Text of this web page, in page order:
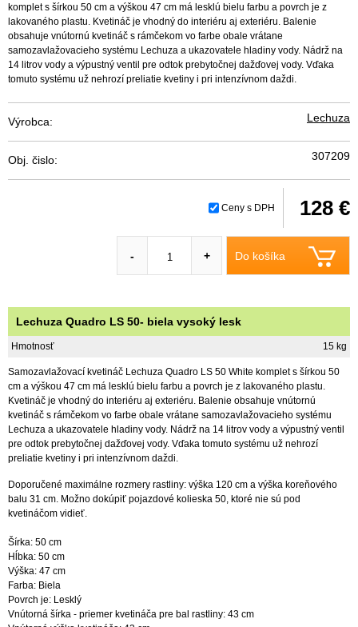
komplet s šírkou 50 cm a výškou 47 cm má lesklú bielu farbu a povrch je z
lakovaného plastu. Kvetináč je vhodný do interiéru aj exteriéru. Balenie
obsahuje vnútornú kvetináč s rámčekom vo farbe obale vrátane
samozavlažovacieho systému Lechuza a ukazovatele hladiny vody. Nádrž na
14 litrov vody a výpustný ventil pre odtok prebytočnej dažďovej vody. Vďaka
tomuto systému už nehrozí preliatie kvetiny i pri intenzívnom daždi.
Výrobca: Lechuza
Obj. čislo: 307209
Ceny s DPH 128 €
Do košíka
- +
Lechuza Quadro LS 50- biela vysoký lesk
Hmotnosť 15 kg
Samozavlažovací kvetináč Lechuza Quadro LS 50 White komplet s šírkou 50
cm a výškou 47 cm má lesklú bielu farbu a povrch je z lakovaného plastu.
Kvetináč je vhodný do interiéru aj exteriéru. Balenie obsahuje vnútornú
kvetináč s rámčekom vo farbe obale vrátane samozavlažovacieho systému
Lechuza a ukazovatele hladiny vody. Nádrž na 14 litrov vody a výpustný ventil
pre odtok prebytočnej dažďovej vody. Vďaka tomuto systému už nehrozí
preliatie kvetiny i pri intenzívnom daždi.
Doporučené maximálne rozmery rastliny: výška 120 cm a výška koreňového
balu 31 cm. Možno dokúpiť pojazdové kolieska 50, ktoré nie sú pod
kvetináčom vidieť.
Šírka: 50 cm
Hĺbka: 50 cm
Výška: 47 cm
Farba: Biela
Povrch je: Lesklý
Vnútorná šírka - priemer kvetináča pre bal rastliny: 43 cm